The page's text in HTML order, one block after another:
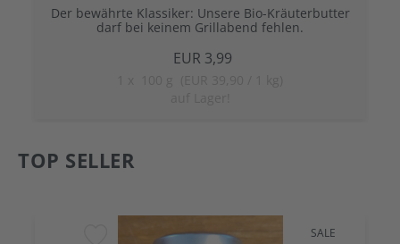
Der bewährte Klassiker: Unsere Bio-Kräuterbutter
darf bei keinem Grillabend fehlen.
EUR 3,99
TOP SELLER
SALE